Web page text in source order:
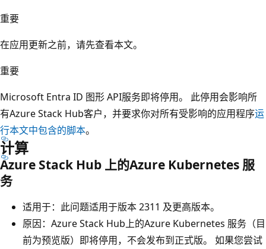
重要
在应用更新之前，请先查看本文。
重要
Microsoft Entra ID 图形 API服务即将停用。 此停用会影响所
有Azure Stack Hub客户，并要求你对所有受影响的应用程序运
行本文中包含的脚本。
计算
Azure Stack Hub 上的Azure Kubernetes 服
务
适用于：此问题适用于版本 2311 及更高版本。
原因：Azure Stack Hub上的Azure Kubernetes 服务（目
前为预览版）即将停用，不会发布到正式版。 如果您尝试